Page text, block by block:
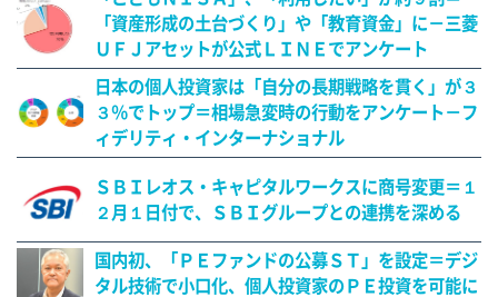
「資産形成の土台づくり」や「教育資金」に－三菱
ＵＦＪアセットが公式ＬＩＮＥでアンケート
日本の個人投資家は「自分の長期戦略を貫く」が３
３％でトップ＝相場急変時の行動をアンケート－フ
ィデリティ・インターナショナル
ＳＢＩレオス・キャピタルワークスに商号変更＝１
２月１日付で、ＳＢＩグループとの連携を深める
国内初、「ＰＥファンドの公募ＳＴ」を設定＝デジ
タル技術で小口化、個人投資家のＰＥ投資を可能に